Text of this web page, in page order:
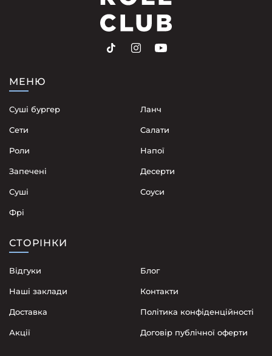
МЕНЮ
Суші бургер
Сети
Роли
Запечені
Суші
Фрі
Ланч
Cалати
Напої
Десерти
Соуси
СТОРІНКИ
Відгуки
Наші заклади
Доставка
Акції
Блог
Контакти
Політика конфіденційності
Договір публічної оферти